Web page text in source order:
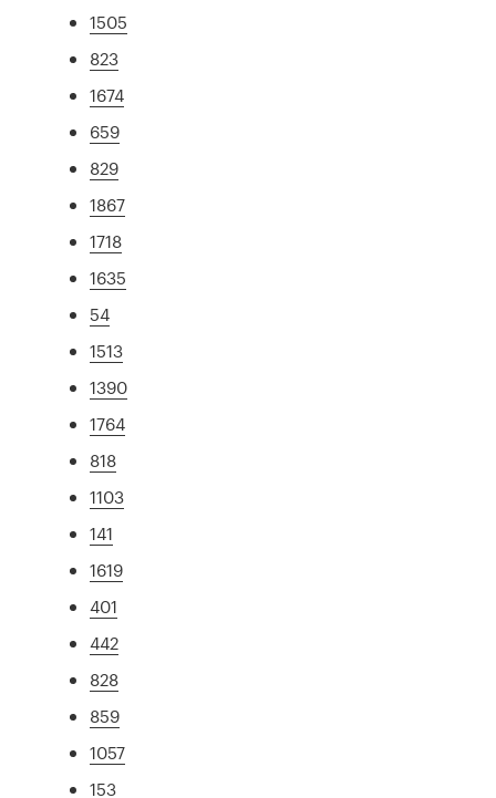
1505
823
1674
659
829
1867
1718
1635
54
1513
1390
1764
818
1103
141
1619
401
442
828
859
1057
153